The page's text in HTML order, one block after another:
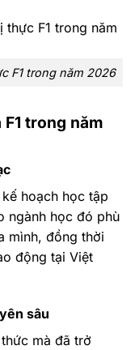
F1 trong năm 2026
trong năm
hoạch học tập
ngành học đó phù
mình, đồng thời
động tại Việt
sâu
mà đã trở